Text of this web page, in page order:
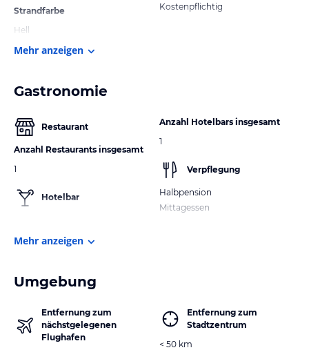
Strandfarbe
Hell
Kostenpflichtig
Mehr anzeigen
Gastronomie
Restaurant
Anzahl Restaurants insgesamt
1
Hotelbar
Anzahl Hotelbars insgesamt
1
Verpflegung
Halbpension
Mittagessen
Mehr anzeigen
Umgebung
Entfernung zum
nächstgelegenen
Flughafen
Entfernung zum
Stadtzentrum
< 50 km